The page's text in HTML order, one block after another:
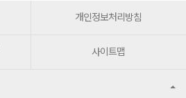
개인정보처리방침
사이트맵